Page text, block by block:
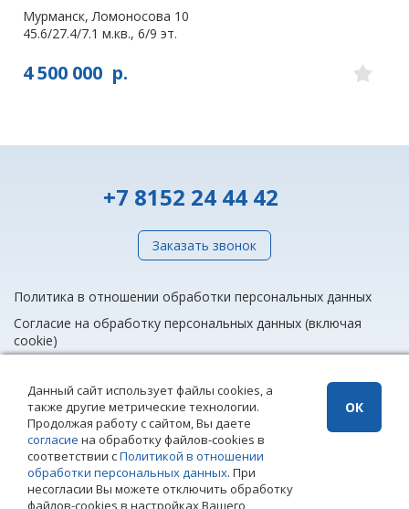
Мурманск, Ломоносова 10
45.6/27.4/7.1 м.кв., 6/9 эт.
4 500 000 р.
+7 8152 24 44 42
Заказать звонок
Политика в отношении обработки персональных данных
Согласие на обработку персональных данных (включая
cookie)
info@rieltnet.ru
© 2005 - 2026 ООО Агентство недвижимости «Риэлт» Мурманск, ул.
Полярные Зори, 20, офис 1, телефон единой линии недвижимости
(8152) 24 44 42,
Использование материалов возможно только при установке прямой
ссылки на страницу-источник. Использование сайта означает
Данный сайт использует файлы cookies, а
также другие метрические технологии.
Продолжая работу с сайтом, Вы даете
согласие на обработку файлов-cookies в
соответствии сПолитикой в отношении
обработки персональных данных. При
несогласии Вы можете отключить обработку
файлов-cookies в настройках Вашего
ОК